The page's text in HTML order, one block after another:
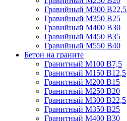
Гравийный М300 В22,5
Гравийный М350 В25
Гравийный М400 В30
Гравийный М450 В35
Гравийный М550 В40
Бетон на граните
Гранитный М100 В7,5
Гранитный М150 В12,5
Гранитный М200 В15
Гранитный М250 В20
Гранитный М300 В22,5
Гранитный М350 В25
Гранитный М400 В30